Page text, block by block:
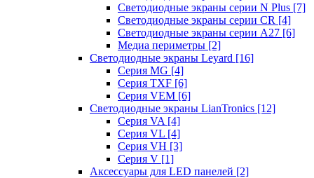
Светодиодные экраны серии N Plus [7]
Светодиодные экраны серии CR [4]
Светодиодные экраны серии А27 [6]
Медиа периметры [2]
Светодиодные экраны Leyard [16]
Серия MG [4]
Серия TXF [6]
Серия VEM [6]
Светодиодные экраны LianTronics [12]
Серия VA [4]
Серия VL [4]
Серия VH [3]
Серия V [1]
Аксессуары для LED панелей [2]